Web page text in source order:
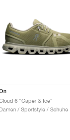
6 "Caper & Ice"
Damen / Sportstyle / Schuhe